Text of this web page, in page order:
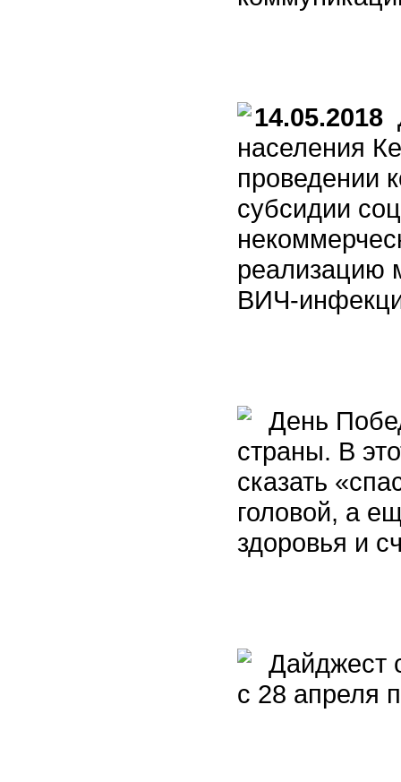
14.05.2018
населения
проведении
субсидии
реализацию
ВИЧ-
День
страны. В
сказать
головой, а
здоровья и
Дайджест
с 28 апреля